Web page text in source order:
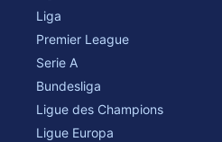
Liga
Premier League
Serie A
Bundesliga
Ligue des Champions
Ligue Europa